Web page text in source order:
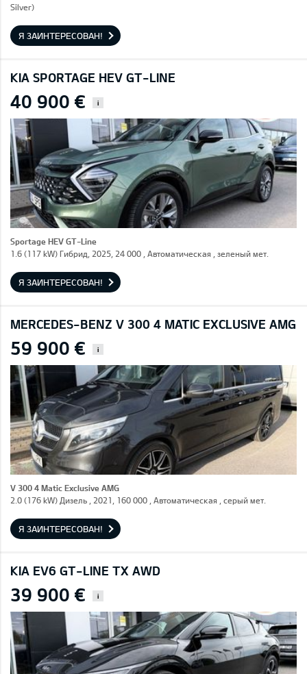
Silver)
Я ЗАИНТЕРЕСОВАН!
KIA SPORTAGE HEV GT-LINE
40 900 € i
Sportage HEV GT-Line
1.6 (117 kW) Гибрид, 2025, 24 000 , Автоматическая , зеленый мет.
Я ЗАИНТЕРЕСОВАН!
MERCEDES-BENZ V 300 4 MATIC EXCLUSIVE AMG
59 900 € i
V 300 4 Matic Exclusive AMG
2.0 (176 kW) Дизель , 2021, 160 000 , Автоматическая , серый мет.
Я ЗАИНТЕРЕСОВАН!
KIA EV6 GT-LINE TX AWD
39 900 € i